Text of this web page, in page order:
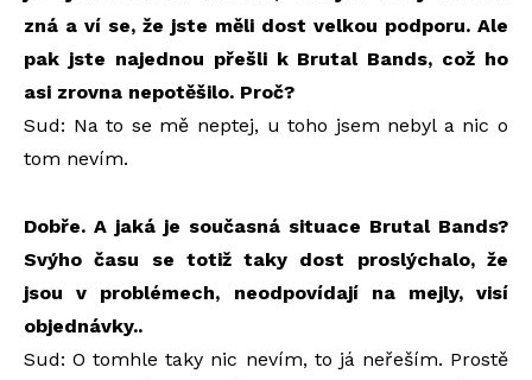
zná a ví se, že jste měli dost velkou podporu. Ale
pak jste najednou přešli k Brutal Bands, což ho
asi zrovna nepotěšilo. Proč?
Sud: Na to se mě neptej, u toho jsem nebyl a nic o
tom nevím.
Dobře. A jaká je současná situace Brutal Bands?
Svýho času se totiž taky dost proslýchalo, že
jsou v problémech, neodpovídají na mejly, visí
objednávky..
Sud: O tomhle taky nic nevím, to já neřeším. Prostě